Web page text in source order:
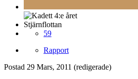
Stjärnflottan
59
Rapport
Postad 29 Mars, 2011 (redigerade)